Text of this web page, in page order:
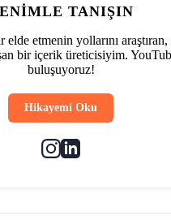
TANIŞIN
etmenin yollarını
bir içerik üreticisiyim.
buluşuyoruz!
Hikayemi Oku